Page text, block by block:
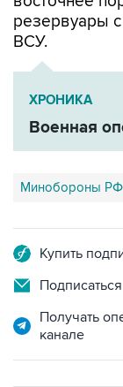
резервуары
ВСУ.
ХРОНИКА
Военная
Минобороны РФ
Купить
Получать
канале